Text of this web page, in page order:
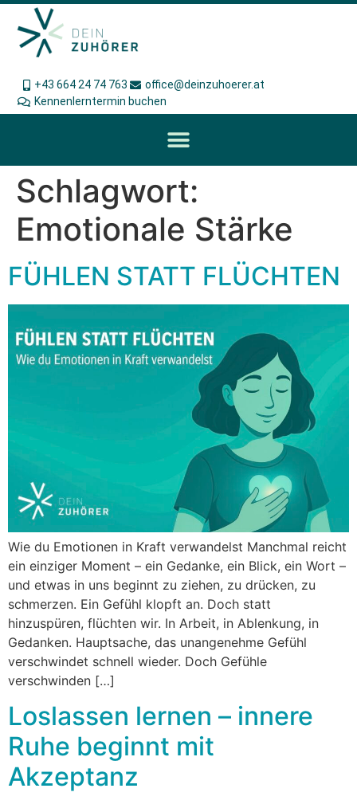
+43 664 24 74 763
office@deinzuhoerer.at
Kennenlerntermin buchen
Schlagwort:
Emotionale Stärke
FÜHLEN STATT FLÜCHTEN
Wie du Emotionen in Kraft verwandelst Manchmal reicht
ein einziger Moment – ein Gedanke, ein Blick, ein Wort –
und etwas in uns beginnt zu ziehen, zu drücken, zu
schmerzen. Ein Gefühl klopft an. Doch statt
hinzuspüren, flüchten wir. In Arbeit, in Ablenkung, in
Gedanken. Hauptsache, das unangenehme Gefühl
verschwindet schnell wieder. Doch Gefühle
verschwinden […]
Loslassen lernen – innere
Ruhe beginnt mit
Akzeptanz